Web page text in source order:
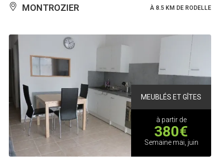
MONTROZIER À 8.5 KM DE RODELLE
MEUBLÉS ET GÎTES
à partir de
380€
Semaine mai, juin